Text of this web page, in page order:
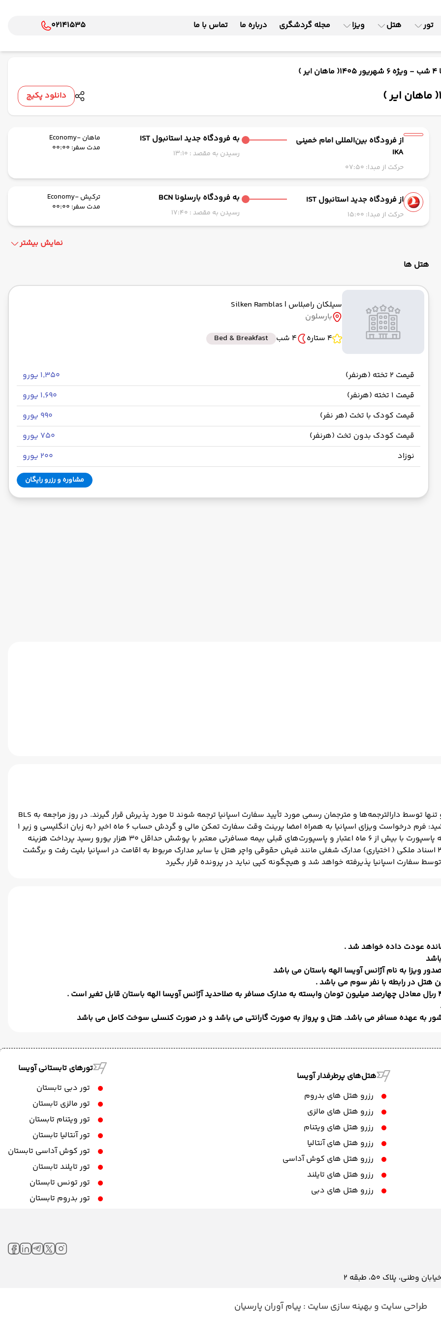
تور هتل ویزا مجله گردشگری درباره ما تماس با ما 02141535
)
دانلود پکیج
از فرودگاه بین‌المللی امام خمینی
IKA
حرکت از مبدا: 07:50
به فرودگاه جدید استانبول IST
رسیدن به مقصد : 13:10
ماهان -Economy
مدت سفر: 00:00
از فرودگاه جدید استانبول IST
حرکت از مبدا: 15:00
به فرودگاه بارسلونا BCN
رسیدن به مقصد : 17:40
ترکیش -Economy
مدت سفر: 00:00
از فرودگاه جدید استانبول IST
حرکت از مبدا: 21:35 رسیدن به مقصد : 01:05
نمایش بیشتر
هتل ها
سیلکان رامبلاس | Silken Ramblas
بارسلون
4 ستاره
4 شب Bed & Breakfast
قیمت 2 تخته (هرنفر)
۱٬۳۵۰ یورو
قیمت 1 تخته (هرنفر)
۱٬۶۹۰ یورو
قیمت کودک با تخت (هر نفر)
۹۹۰ یورو
قیمت کودک بدون تخت (هرنفر)
۷۵۰ یورو
نوزاد
۲۰۰ یورو
مشاوره و رزرو رایگان
تمامی مدارک ویزای توریستی اسپانیا باید به زبان اسپانیایی و تنها توسط دارالترجمه‌ها و مترجمان رسمی مورد تأیید سفارت اسپانیا ترجمه شوند تا مورد پذیرش قرار گیرند. در روز مراجعه به BLS
نیز باید مدارک لازم برای سفارت اسپانیا را به همراه داشته باشید: فرم درخواست ویزای اسپانیا به همراه امضا پرینت وقت سفارت تمکن مالی و گردش حساب ۶ ماه اخیر (به زبان انگلیسی و زیر ۱
ماه اخیر صادر شده باشند) اصل و ترجمه اسپانیایی شناسنامه پاسپورت با بیش از ۶ ماه اعتبار و پاسپورت‌های قبلی بیمه مسافرتی معتبر با پوشش حداقل ۳۰ هزار یورو رسید پرداخت هزینه
ویزا دعوت‌نامه (در صورت وجود) دو قطعه عکس ۴.۵ × ۳.۵ اسناد ملکی ( اختیاری) مدارک شغلی مانند فیش حقوقی واچر هتل یا سایر مدارک مربوط به اقامت در اسپانیا بلیت رفت و برگشت
ویزا به نام آژانس آویسا الهه باستان می باشد
به عهده مسافر می باشد. هتل و پرواز به صورت گارانتی می باشد و در صورت کنسلی سوخت کامل می باشد
هتل‌های پرطرفدار آویسا
رزرو هتل های بدروم
رزرو هتل های مالزی
رزرو هتل های ویتنام
رزرو هتل های آنتالیا
رزرو هتل های کوش آداسی
رزرو هتل های تایلند
رزرو هتل های دبی
تورهای تابستانی آویسا
تور دبی تابستان
تور مالزی تابستان
تور ویتنام تابستان
تور آنتالیا تابستان
تور کوش آداسی تابستان
تور تایلند تابستان
تور تونس تابستان
تور بدروم تابستان
پلاک ۵۰، طبقه 2
طراحی سایت و بهینه سازی سایت : پیام آوران پارسیان